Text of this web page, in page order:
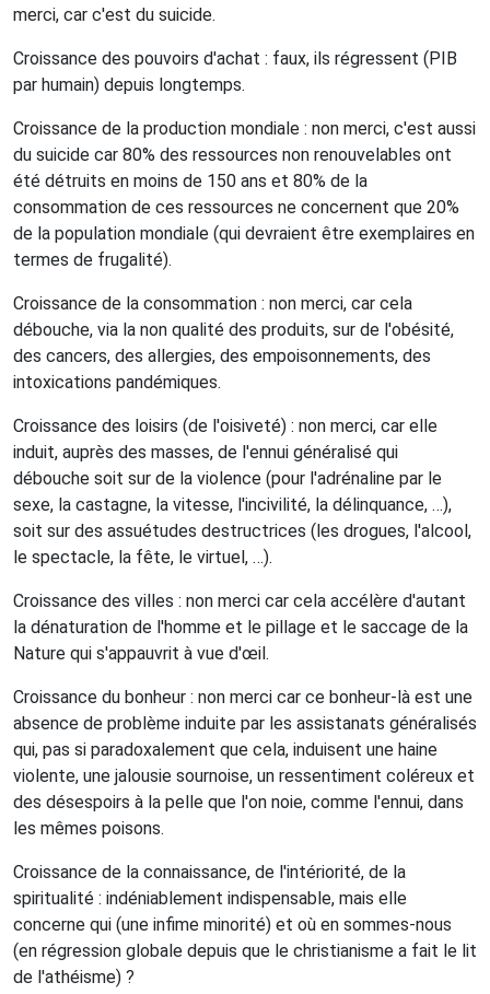
merci, car c'est du suicide.
Croissance des pouvoirs d'achat : faux, ils régressent (PIB
par humain) depuis longtemps.
Croissance de la production mondiale : non merci, c'est aussi
du suicide car 80% des ressources non renouvelables ont
été détruits en moins de 150 ans et 80% de la
consommation de ces ressources ne concernent que 20%
de la population mondiale (qui devraient être exemplaires en
termes de frugalité).
Croissance de la consommation : non merci, car cela
débouche, via la non qualité des produits, sur de l'obésité,
des cancers, des allergies, des empoisonnements, des
intoxications pandémiques.
Croissance des loisirs (de l'oisiveté) : non merci, car elle
induit, auprès des masses, de l'ennui généralisé qui
débouche soit sur de la violence (pour l'adrénaline par le
sexe, la castagne, la vitesse, l'incivilité, la délinquance, …),
soit sur des assuétudes destructrices (les drogues, l'alcool,
le spectacle, la fête, le virtuel, …).
Croissance des villes : non merci car cela accélère d'autant
la dénaturation de l'homme et le pillage et le saccage de la
Nature qui s'appauvrit à vue d'œil.
Croissance du bonheur : non merci car ce bonheur-là est une
absence de problème induite par les assistanats généralisés
qui, pas si paradoxalement que cela, induisent une haine
violente, une jalousie sournoise, un ressentiment coléreux et
des désespoirs à la pelle que l'on noie, comme l'ennui, dans
les mêmes poisons.
Croissance de la connaissance, de l'intériorité, de la
spiritualité : indéniablement indispensable, mais elle
concerne qui (une infime minorité) et où en sommes-nous
(en régression globale depuis que le christianisme a fait le lit
de l'athéisme) ?